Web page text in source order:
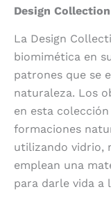
Design
La Design
biomimética en
patrones que se
naturaleza. Los
en esta
formaciones
utilizando vidrio,
emplean una
para darle vida a